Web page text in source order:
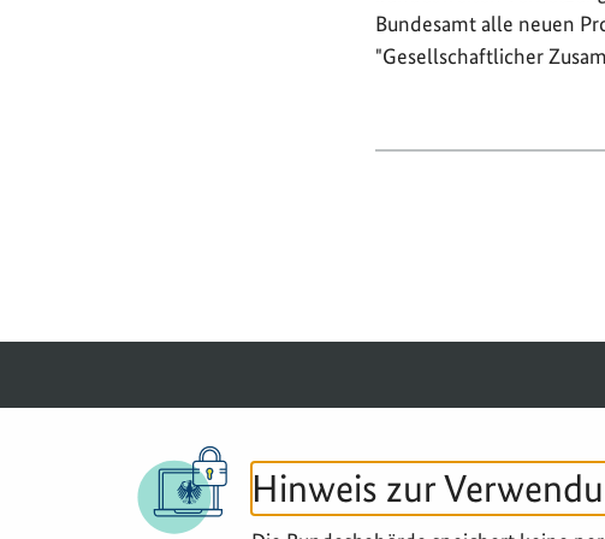
Hinweis zur
Bundesamt alle neuen
"Gesellschaftlicher
© 2026 BGZ